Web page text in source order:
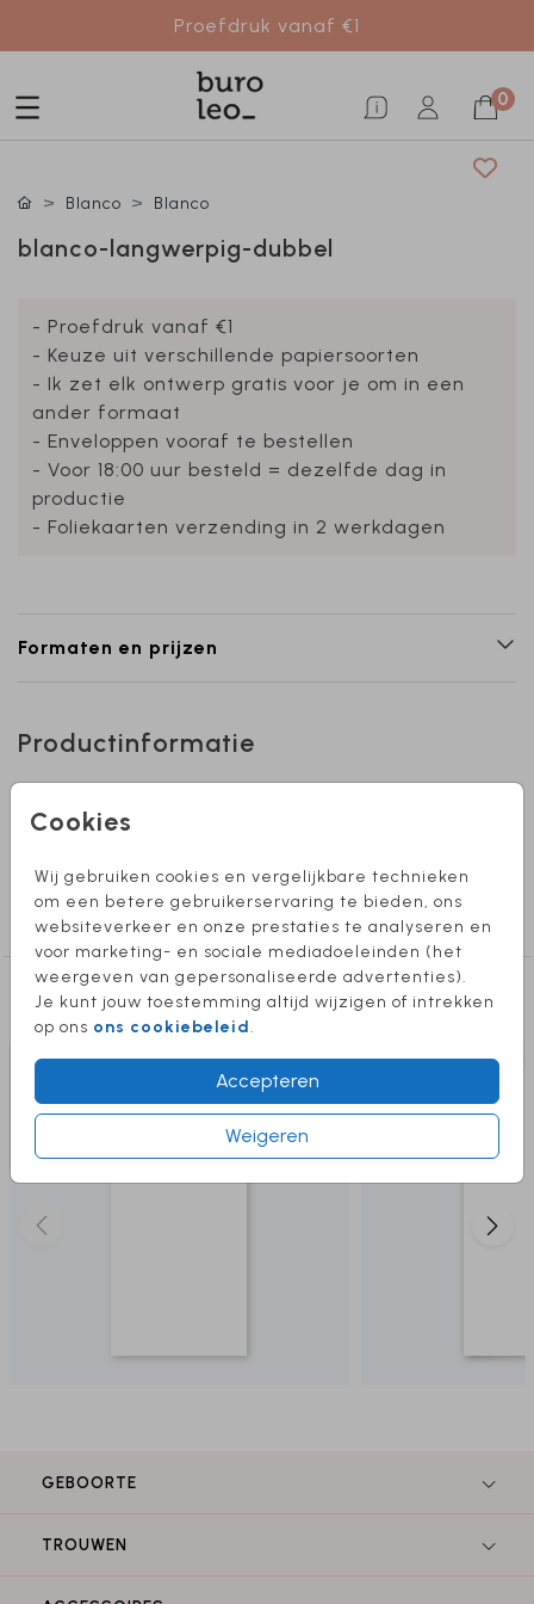
Proefdruk vanaf €1
0
Cookies
Wij gebruiken cookies en vergelijkbare technieken
om een betere gebruikerservaring te bieden, ons
websiteverkeer en onze prestaties te analyseren en
voor marketing- en sociale mediadoeleinden (het
weergeven van gepersonaliseerde advertenties).
Je kunt jouw toestemming altijd wijzigen of intrekken
op ons ons cookiebeleid.
Accepteren
Weigeren
Blanco Blanco
blanco-langwerpig-dubbel
- Proefdruk vanaf €1
- Keuze uit verschillende papiersoorten
- Ik zet elk ontwerp gratis voor je om in een
ander formaat
- Enveloppen vooraf te bestellen
- Voor 18:00 uur besteld = dezelfde dag in
productie
- Foliekaarten verzending in 2 werkdagen
Formaten en prijzen
Productinformatie
blanco-langwerpig-dubbel
Collectie
Blanco
Deze producten vind je misschien ook
leuk
GEBOORTE
TROUWEN